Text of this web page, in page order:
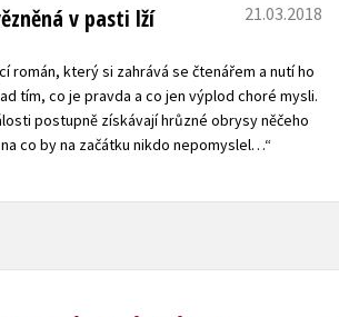
v pasti lží 21.03.2018
román, který si zahrává se čtenářem a nutí ho
tím, co je pravda a co jen výplod choré mysli.
postupně získávají hrůzné obrysy něčeho
co by na začátku nikdo nepomyslel…“